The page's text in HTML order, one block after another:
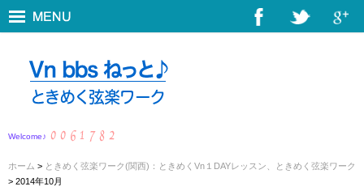
Welcome♪
ホーム > ときめく弦楽ワーク(関西)：ときめくVn１DAYレッスン、ときめく弦楽ワーク
> 2014年10月